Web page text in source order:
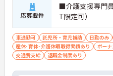
応募要件
■介護支援専門
T限定可）
車通勤可 託児所・育児補助 日勤のみ
産休･育休･介護休暇取得実績あり
ボー
交通費支給
退職金制度あり